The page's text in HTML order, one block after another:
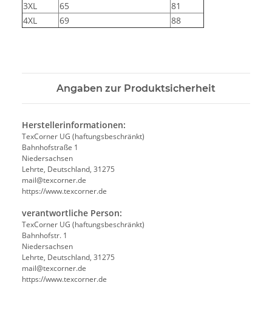
3XL
65
81
4XL
69 88
Angaben zur Produktsicherheit
Herstellerinformationen:
TexCorner UG (haftungsbeschränkt)
Bahnhofstraße 1
Niedersachsen
Lehrte, Deutschland, 31275
mail@texcorner.de
https://www.texcorner.de
verantwortliche Person:
TexCorner UG (haftungsbeschränkt)
Bahnhofstr. 1
Niedersachsen
Lehrte, Deutschland, 31275
mail@texcorner.de
https://www.texcorner.de